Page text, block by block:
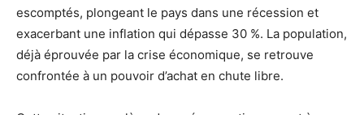
escomptés, plongeant le pays dans une récession et
exacerbant une inflation qui dépasse 30 %. La population,
déjà éprouvée par la crise économique, se retrouve
confrontée à un pouvoir d’achat en chute libre.